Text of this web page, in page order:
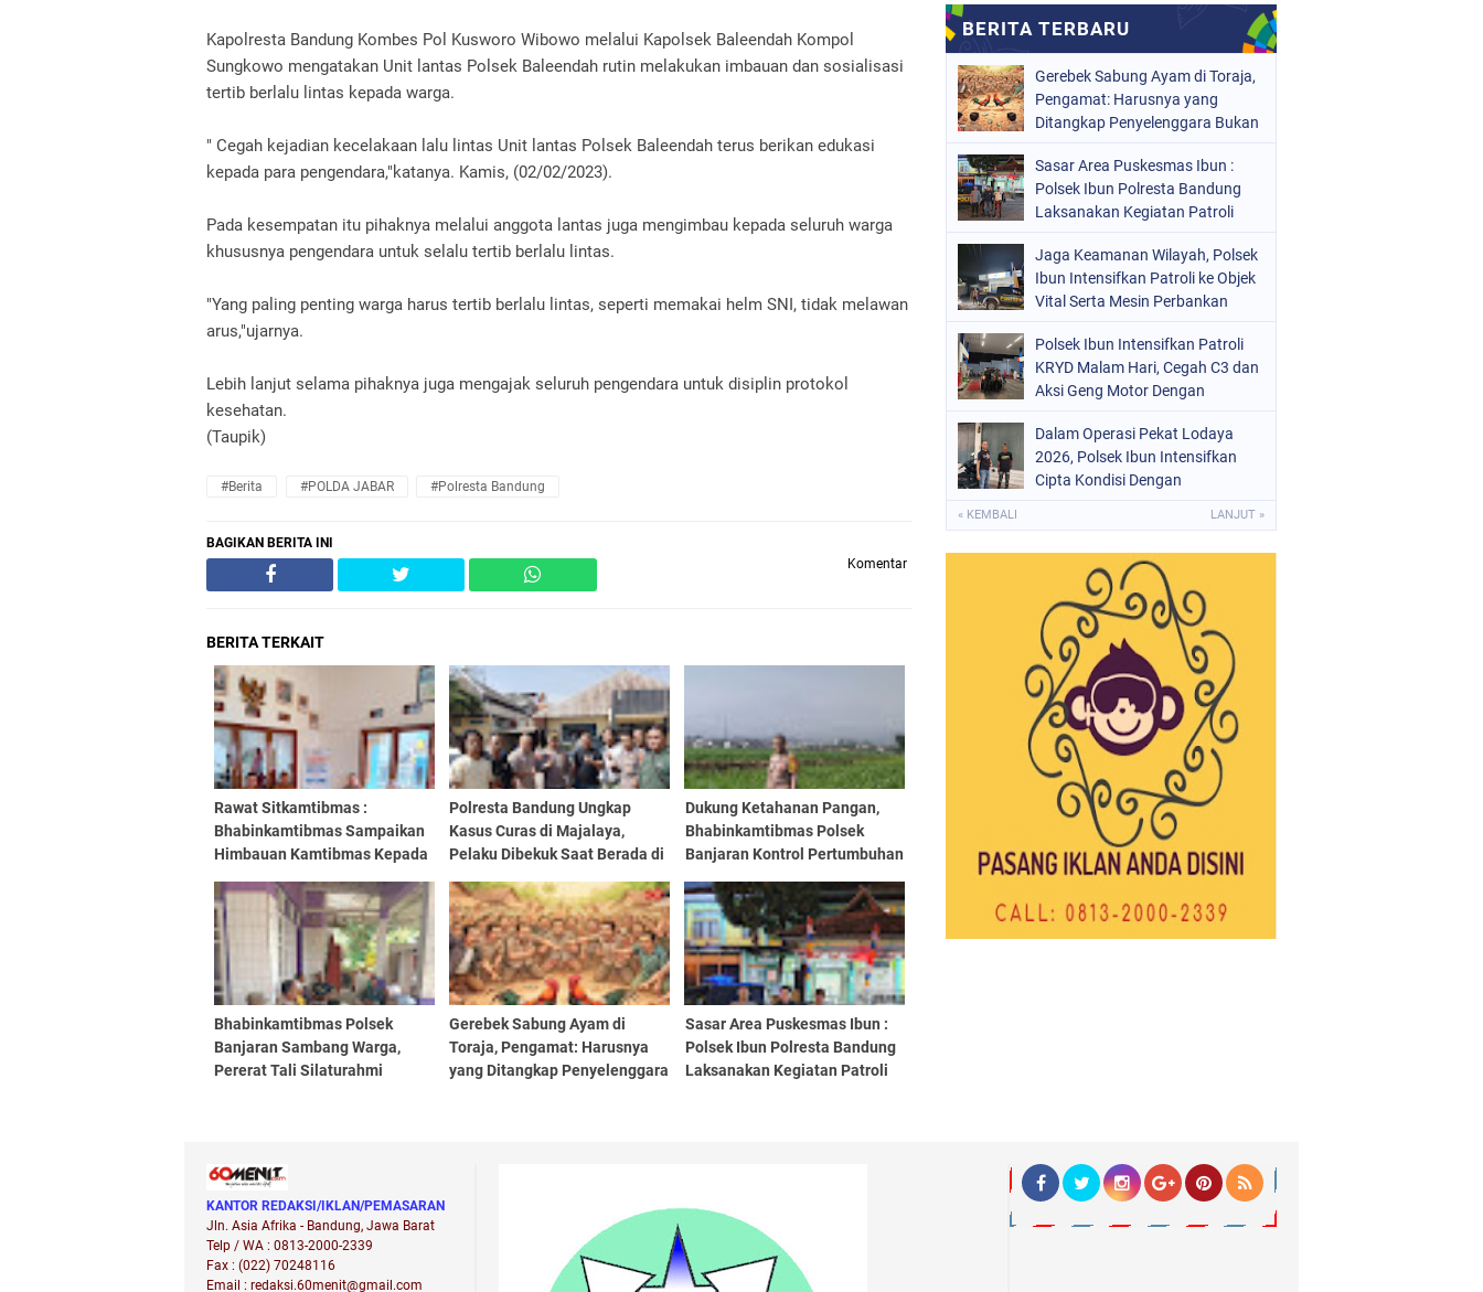
Kapolresta Bandung Kombes Pol Kusworo Wibowo melalui Kapolsek Baleendah Kompol
Sungkowo mengatakan Unit lantas Polsek Baleendah rutin melakukan imbauan dan sosialisasi
tertib berlalu lintas kepada warga.
" Cegah kejadian kecelakaan lalu lintas Unit lantas Polsek Baleendah terus berikan edukasi
kepada para pengendara,"katanya. Kamis, (02/02/2023).
Pada kesempatan itu pihaknya melalui anggota lantas juga mengimbau kepada seluruh warga
khususnya pengendara untuk selalu tertib berlalu lintas.
"Yang paling penting warga harus tertib berlalu lintas, seperti memakai helm SNI, tidak melawan
arus,"ujarnya.
Lebih lanjut selama pihaknya juga mengajak seluruh pengendara untuk disiplin protokol
kesehatan.
(Taupik)
#Berita #POLDA JABAR #Polresta Bandung
BAGIKAN BERITA INI
Komentar
BERITA TERKAIT
Rawat Sitkamtibmas :
Bhabinkamtibmas Sampaikan
Himbauan Kamtibmas Kepada
Polresta Bandung Ungkap
Kasus Curas di Majalaya,
Pelaku Dibekuk Saat Berada di
Dukung Ketahanan Pangan,
Bhabinkamtibmas Polsek
Banjaran Kontrol Pertumbuhan
Bhabinkamtibmas Polsek
Banjaran Sambang Warga,
Pererat Tali Silaturahmi
Gerebek Sabung Ayam di
Toraja, Pengamat: Harusnya
yang Ditangkap Penyelenggara
Sasar Area Puskesmas Ibun :
Polsek Ibun Polresta Bandung
Laksanakan Kegiatan Patroli
Gerebek Sabung Ayam di Toraja,
Pengamat: Harusnya yang
Ditangkap Penyelenggara Bukan
Sasar Area Puskesmas Ibun :
Polsek Ibun Polresta Bandung
Laksanakan Kegiatan Patroli
Jaga Keamanan Wilayah, Polsek
Ibun Intensifkan Patroli ke Objek
Vital Serta Mesin Perbankan
Polsek Ibun Intensifkan Patroli
KRYD Malam Hari, Cegah C3 dan
Aksi Geng Motor Dengan
Dalam Operasi Pekat Lodaya
2026, Polsek Ibun Intensifkan
Cipta Kondisi Dengan
« KEMBALI LANJUT »
KANTOR REDAKSI/IKLAN/PEMASARAN
Jln. Asia Afrika - Bandung, Jawa Barat
Telp / WA : 0813-2000-2339
Fax : (022) 70248116
Email : redaksi.60menit@gmail.com